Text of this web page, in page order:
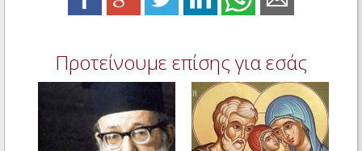
Προτείνουμε επίσης για εσάς